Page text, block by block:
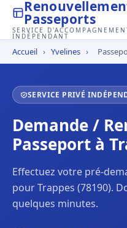
Passeports
SERVICE
INDÉPENDANT
Accueil › Yvelines ›
SERVICE PRIVÉ
Demande /
Passeport à
Effectuez votre pré-
pour Trappes (78190).
quelques minutes.